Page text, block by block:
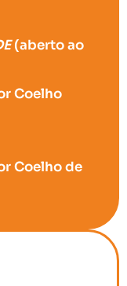
(aberto ao
Coelho
Coelho de